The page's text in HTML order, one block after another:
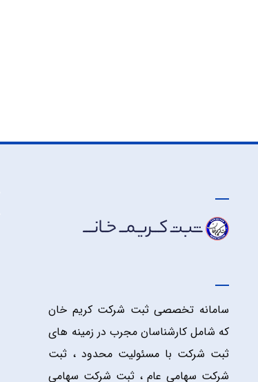
سامانه تخصصی ثبت شرکت کریم خان
که شامل کارشناسان مجرب در زمینه های
ثبت شرکت با مسئولیت محدود ، ثبت
شرکت سهامی عام ، ثبت شرکت سهامی